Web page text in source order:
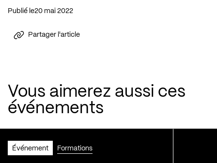
Publié le 20 mai 2022
Partager l'article
Vous aimerez aussi ces
événements
Événement Formations